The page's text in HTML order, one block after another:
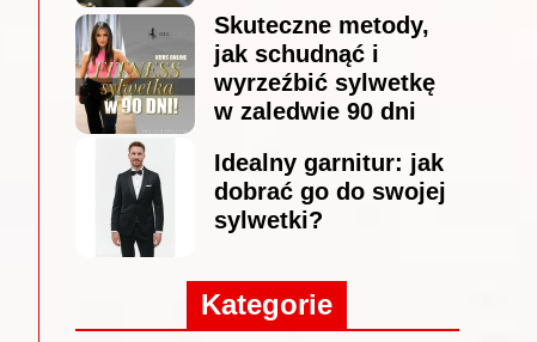
Skuteczne metody,
jak schudnąć i
wyrzeźbić sylwetkę
w zaledwie 90 dni
Idealny garnitur: jak
dobrać go do swojej
sylwetki?
Kategorie